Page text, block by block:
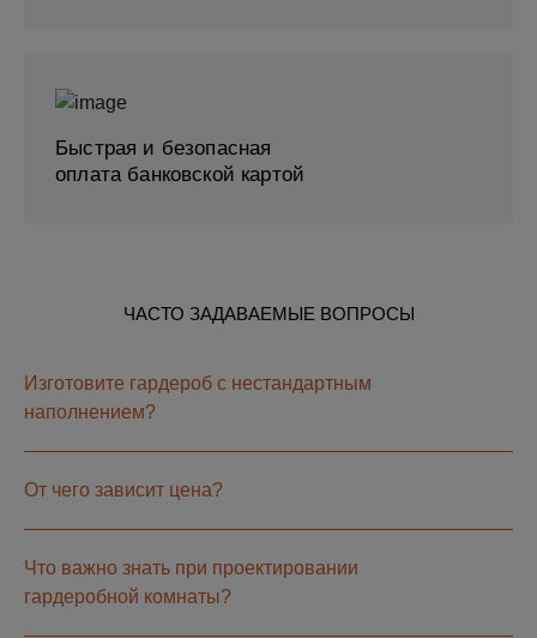
Быстрая и безопасная
оплата банковской картой
ЧАСТО ЗАДАВАЕМЫЕ ВОПРОСЫ
Изготовите гардероб с нестандартным
наполнением?
От чего зависит цена?
Что важно знать при проектировании
гардеробной комнаты?